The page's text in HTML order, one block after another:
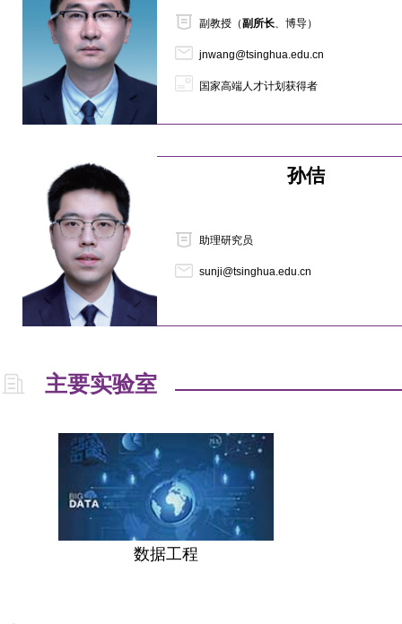
副教授（副所长、博导）
jnwang@tsinghua.edu.cn
国家高端人才计划获得者
孙佶
助理研究员
sunji@tsinghua.edu.cn
主要实验室
数据工程